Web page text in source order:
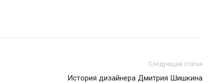
Следующая статья
История дизайнера Дмитрия Шишкина